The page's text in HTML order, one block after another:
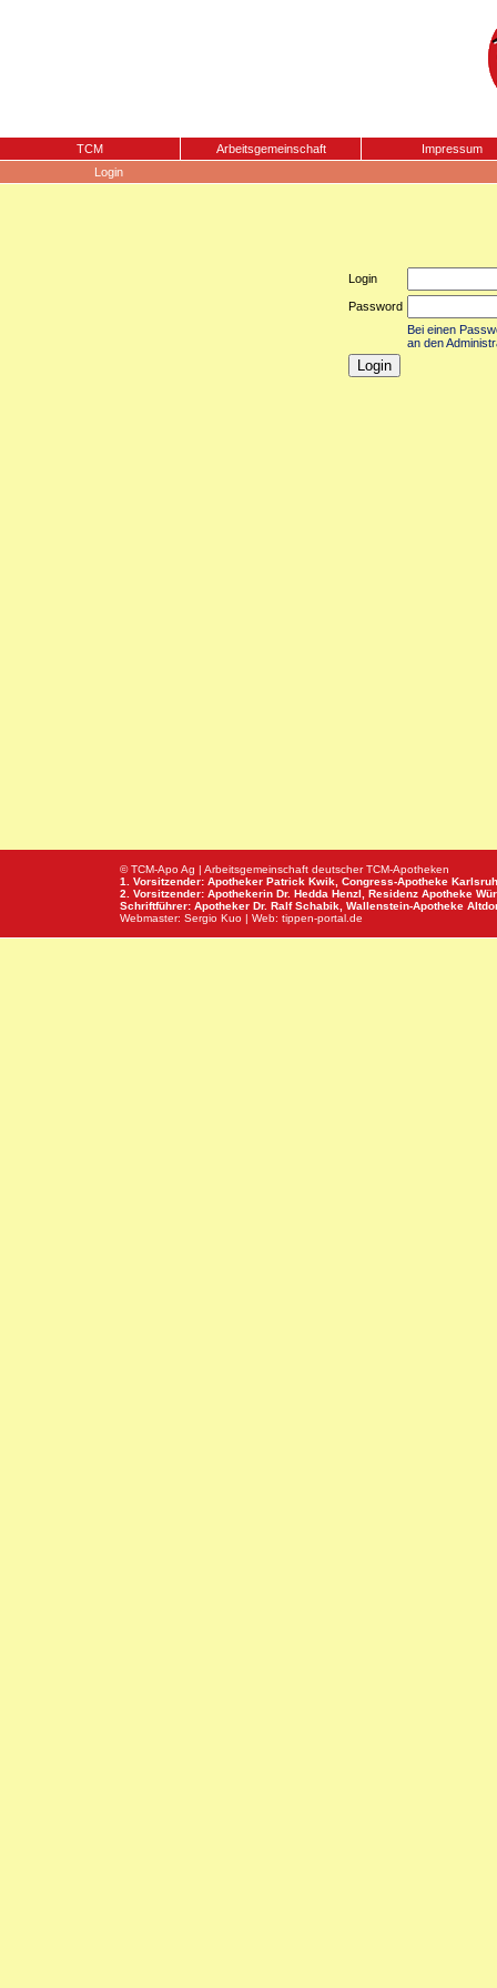
TCM Arbeitsgemeinschaft
Impressum
Login
Login
Password
Bei einen
an den
© TCM-Apo Ag | Arbeitsgemeinschaft deutscher TCM-Apotheken
1. Vorsitzender: Apotheker Patrick Kwik, Congress-Apotheke
2. Vorsitzender: Apothekerin Dr. Hedda Henzl, Residenz Apotheke
Schriftführer: Apotheker Dr. Ralf Schabik, Wallenstein-Apotheke
Webmaster: Sergio Kuo | Web: tippen-portal.de